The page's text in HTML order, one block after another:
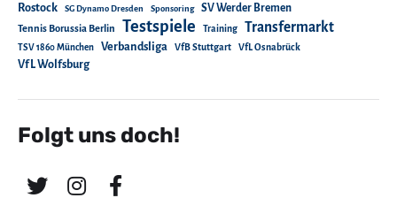
Rostock SG Dynamo Dresden Sponsoring SV Werder Bremen
Tennis Borussia Berlin Testspiele Training Transfermarkt
TSV 1860 München Verbandsliga VfB Stuttgart VfL Osnabrück
VfL Wolfsburg
Folgt uns doch!